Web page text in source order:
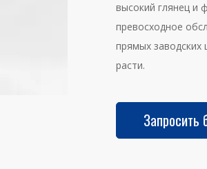
высокий глянец и
превосходное
прямых
расти.
Запросить